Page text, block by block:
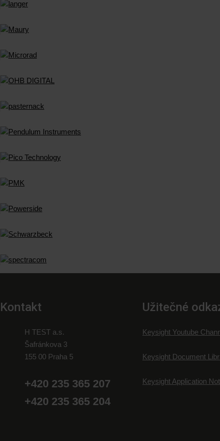
Kontakt
H TEST a.s.
Šafránkova 3
155 00 Praha 5
+420 235 365 207
+420 235 365 204
Užitečné
Keysight Youtube
Keysight Document
Keysight Application